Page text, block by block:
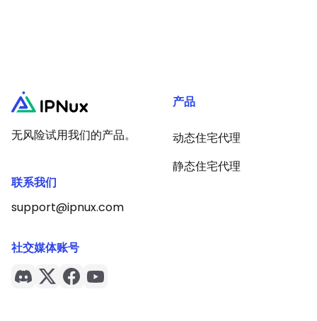
无风险试用我们的产品。
联系我们
support@ipnux.com
社交媒体账号
产品
动态住宅代理
静态住宅代理